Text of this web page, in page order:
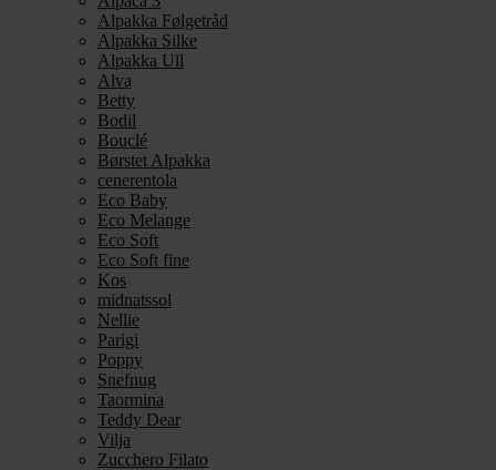
Alpakka Følgetråd
Alpakka Silke
Alpakka Ull
Alva
Betty
Bodil
Bouclé
Børstet Alpakka
cenerentola
Eco Baby
Eco Melange
Eco Soft
Eco Soft fine
Kos
midnatssol
Nellie
Parigi
Poppy
Snefnug
Taormina
Teddy Dear
Vilja
Zucchero Filato